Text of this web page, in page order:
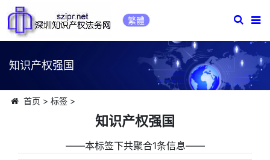
繁體
知识产权强国
首页 > 标签>
知识产权强国
――本标签下共聚合1条信息――